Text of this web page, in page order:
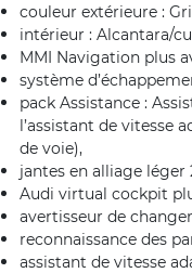
couleur extérieure :
intérieur : Alcantara/
MMI Navigation plus
système
pack Assistance :
l’assistant de vitesse
de voie),
jantes en alliage léger
Audi virtual cockpit
avertisseur de
reconnaissance des
assistant de vitesse